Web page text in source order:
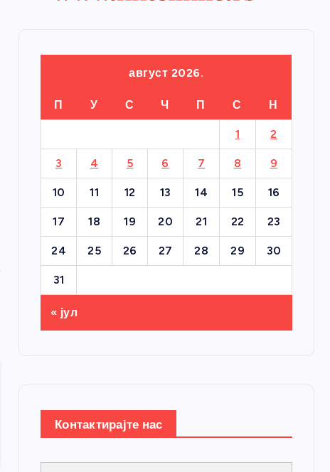
август 2026.
П У С Ч П С Н
1 2
3 4 5 6 7 8 9
10 11 12 13 14 15 16
17 18 19 20 21 22 23
24 25 26 27 28 29 30
31
« јул
Контактирајте нас